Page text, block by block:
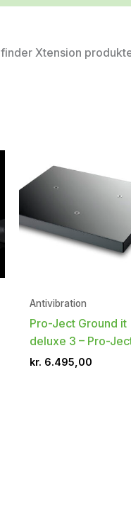
Xtension
Antivibration
Pro-Ject Ground it
deluxe 3 – Pro-
kr. 6.495,00